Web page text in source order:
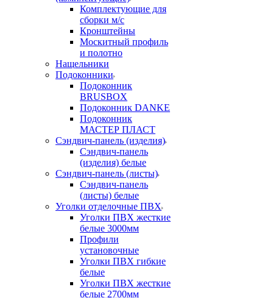
Комплектующие для
сборки м/с
Кронштейны
Москитный профиль
и полотно
Нащельники
Подоконники
Подоконник
BRUSBOX
Подоконник DANKE
Подоконник
МАСТЕР ПЛАСТ
Сэндвич-панель (изделия)
Сэндвич-панель
(изделия) белые
Сэндвич-панель (листы)
Сэндвич-панель
(листы) белые
Уголки отделочные ПВХ
Уголки ПВХ жесткие
белые 3000мм
Профили
установочные
Уголки ПВХ гибкие
белые
Уголки ПВХ жесткие
белые 2700мм